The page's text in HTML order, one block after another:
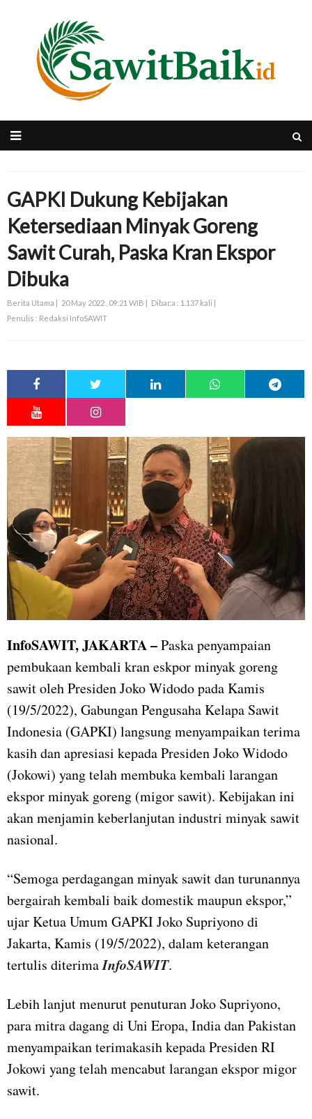
GAPKI Dukung Kebijakan
Ketersediaan Minyak Goreng
Sawit Curah, Paska Kran Ekspor
Dibuka
Berita Utama | 20 May 2022 , 09:21 WIB | Dibaca : 1.137 kali |
Penulis : Redaksi InfoSAWIT
InfoSAWIT, JAKARTA –Paska penyampaian
pembukaan kembali kran eskpor minyak goreng
sawit oleh Presiden Joko Widodo pada Kamis
(19/5/2022), Gabungan Pengusaha Kelapa Sawit
Indonesia (GAPKI) langsung menyampaikan terima
kasih dan apresiasi kepada Presiden Joko Widodo
(Jokowi) yang telah membuka kembali larangan
ekspor minyak goreng (migor sawit). Kebijakan ini
akan menjamin keberlanjutan industri minyak sawit
nasional.
“Semoga perdagangan minyak sawit dan turunannya
bergairah kembali baik domestik maupun ekspor,”
ujar Ketua Umum GAPKI Joko Supriyono di
Jakarta, Kamis (19/5/2022), dalam keterangan
tertulis diterimaInfoSAWIT.
Lebih lanjut menurut penuturan Joko Supriyono,
para mitra dagang di Uni Eropa, India dan Pakistan
menyampaikan terimakasih kepada Presiden RI
Jokowi yang telah mencabut larangan ekspor migor
sawit.